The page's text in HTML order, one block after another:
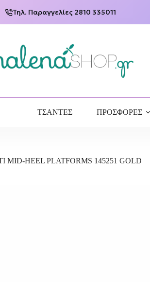
Τηλ. Παραγγελίες 2810 335011
ΤΣΑΝΤΕΣ ΠΡΟΣΦΟΡΕΣ
MID-HEEL PLATFORMS 145251 GOLD